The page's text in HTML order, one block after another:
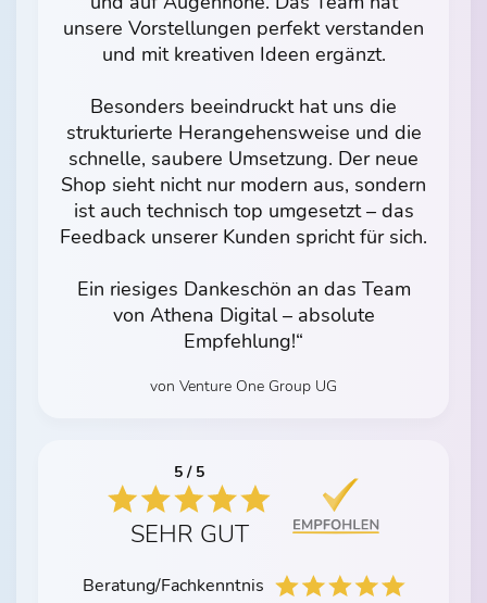
unsere Vorstellungen perfekt verstanden
und mit kreativen Ideen ergänzt.
Besonders beeindruckt hat uns die
strukturierte Herangehensweise und die
schnelle, saubere Umsetzung. Der neue
Shop sieht nicht nur modern aus, sondern
ist auch technisch top umgesetzt – das
Feedback unserer Kunden spricht für sich.
Ein riesiges Dankeschön an das Team
von Athena Digital – absolute
Empfehlung!“
von Venture One Group UG
5 / 5
SEHR GUT
Beratung/Fachkenntnis